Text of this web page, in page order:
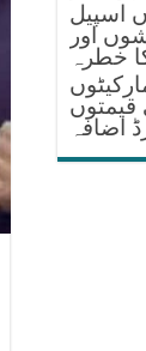
اسپیل
اور
خطرہ
اضافہ